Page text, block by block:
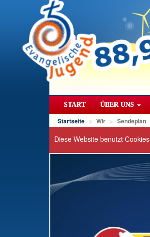
START ÜBER UNS
Startseite Wir Sendeplan
Diese Website benutzt